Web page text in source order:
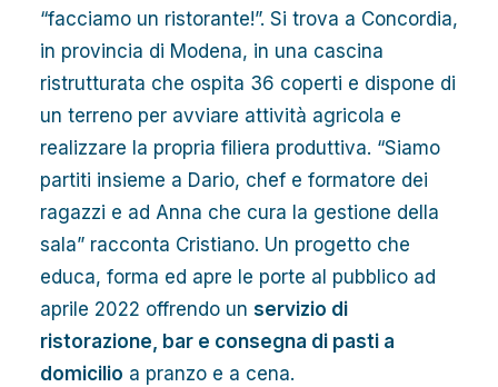
“facciamo un ristorante!”. Si trova a Concordia,
in provincia di Modena, in una cascina
ristrutturata che ospita 36 coperti e dispone di
un terreno per avviare attività agricola e
realizzare la propria filiera produttiva. “Siamo
partiti insieme a Dario, chef e formatore dei
ragazzi e ad Anna che cura la gestione della
sala” racconta Cristiano. Un progetto che
educa, forma ed apre le porte al pubblico ad
aprile 2022 offrendo un servizio di
ristorazione, bar e consegna di pasti a
domicilio a pranzo e a cena.